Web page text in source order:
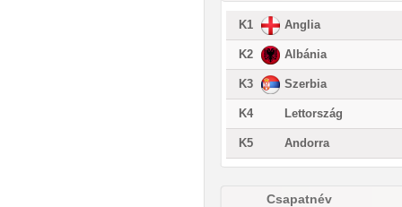
K1 Anglia
K2 Albánia
K3 Szerbia
K4 Lettország
K5 Andorra
Csapatnév